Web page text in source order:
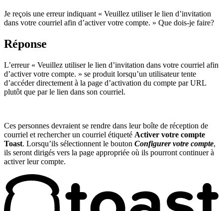
Je reçois une erreur indiquant « Veuillez utiliser le lien d’invitation
dans votre courriel afin d’activer votre compte. » Que dois-je faire?
Réponse
L’erreur « Veuillez utiliser le lien d’invitation dans votre courriel afin
d’activer votre compte. » se produit lorsqu’un utilisateur tente
d’accéder directement à la page d’activation du compte par URL
plutôt que par le lien dans son courriel.
Ces personnes devraient se rendre dans leur boîte de réception de
courriel et rechercher un courriel étiqueté Activer votre compte
Toast. Lorsqu’ils sélectionnent le bouton Configurer votre compte,
ils seront dirigés vers la page appropriée où ils pourront continuer à
activer leur compte.